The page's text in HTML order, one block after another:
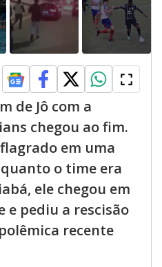
de Jô com a
chegou ao fim.
em uma
o time era
ele chegou em
e pediu a rescisão
recente